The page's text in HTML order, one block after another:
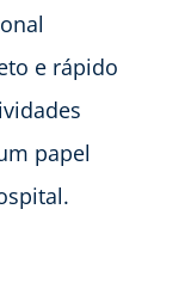
e rápido
papel